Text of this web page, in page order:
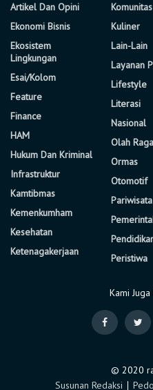
Artikel Dan Opini
Ekonomi Bisnis
Ekosistem
Lingkungan
Esai/Kolom
Feature
Finance
HAM
Hukum Dan Kriminal
Infrastruktur
Kamtibmas
Kemenkumham
Kesehatan
Ketenagakerjaan
Komunitas
Kuliner
Lain-Lain
Layanan
Lifestyle
Literasi
Nasional
Olah Raga
Ormas
Otomotif
Pariwisata
Peristiwa
Kami
© 2020
Susunan Redaksi ∣